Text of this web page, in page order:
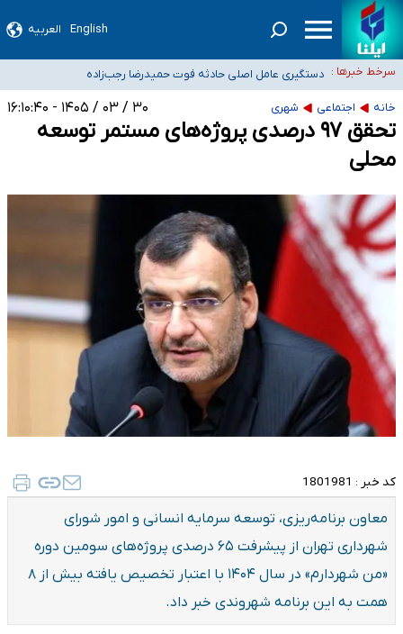
English العربیه
سرخط خبرها :
سیدحسن خمینی عزادار شد
آمار خودکشی نسبت به سال‌های قبل افزایش نیافته است
دستگیری عامل اصلی حادثه فوت حمیدرضا رجب‌زاده
«زیرمیزی» برای داوطلبان پزشکی سراب است/ دریافت‌های غیرمتعارف در شأن پزشکی
و کشورمان نیست/ نظام سلامت جلوی این رویه را بگیرد
خانه اجتماعی شهری ۳۰ / ۰۳ / ۱۴۰۵ - ۱۶:۱۰:۴۰
تحقق ۹۷ درصدی پروژه‌های مستمر توسعه
محلی
کد خبر : 1801981
معاون برنامه‌ریزی، توسعه سرمایه انسانی و امور شورای
شهرداری تهران از پیشرفت ۶۵ درصدی پروژه‌های سومین دوره
«من شهردارم» در سال ۱۴۰۴ با اعتبار تخصیص یافته بیش از ۸
همت به این برنامه شهروندی خبر داد.